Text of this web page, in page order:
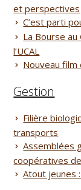
et perspectives
C’est parti
La Bourse
l’UCAL
Nouveau film
Gestion
Filière
transports
Assemblées
coopératives de
Atout jeunes